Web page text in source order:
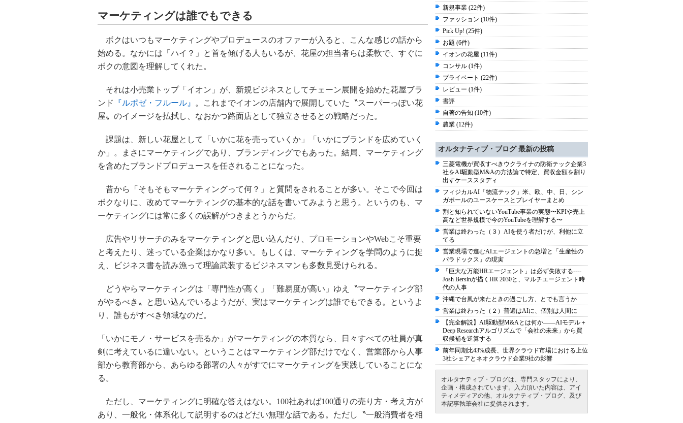
マーケティングは誰でもできる
ボクはいつもマーケティングやプロデュースのオファーが入ると、こんな感じの話から
始める。なかには「ハイ？」と首を傾げる人もいるが、花屋の担当者らは柔軟で、すぐに
ボクの意図を理解してくれた。
それは小売業トップ「イオン」が、新規ビジネスとしてチェーン展開を始めた花屋ブラ
ンド
『ルポゼ・フルール』 。これまでイオンの店舗内で展開していた〝スーパーっぽい花
屋〟のイメージを払拭し、なおかつ路面店として独立させるとの戦略だった。
課題は、新しい花屋として「いかに花を売っていくか」「いかにブランドを広めていく
か」。まさにマーケティングであり、ブランディングでもあった。結局、マーケティング
を含めたブランドプロデュースを任されることになった。
昔から「そもそもマーケティングって何？」と質問をされることが多い。そこで今回は
ボクなりに、改めてマーケティングの基本的な話を書いてみようと思う。というのも、マ
ーケティングには常に多くの誤解がつきまとうからだ。
広告やリサーチのみをマーケティングと思い込んだり、プロモーションやWebこそ重要
と考えたり、迷っている企業はかなり多い。もしくは、マーケティングを学問のように捉
え、ビジネス書を読み漁って理論武装するビジネスマンも多数見受けられる。
どうやらマーケティングは「専門性が高く」「難易度が高い」ゆえ〝マーケティング部
がやるべき〟と思い込んでいるようだが、実はマーケティングは誰でもできる。というよ
り、誰もがすべき領域なのだ。
「いかにモノ・サービスを売るか」がマーケティングの本質なら、日々すべての社員が真
剣に考えているに違いない。ということはマーケティング部だけでなく、営業部から人事
部から教育部から、あらゆる部署の人々がすでにマーケティングを実践していることにな
る。
ただし、マーケティングに明確な答えはない。100社あれば100通りの売り方・考え方が
あり、一般化・体系化して説明するのはどだい無理な話である。ただし〝一般消費者を相
新規事業 (22件)
ファッション (10件)
Pick Up! (25件)
お題 (6件)
イオンの花屋 (11件)
コンサル (1件)
プライベート (22件)
レビュー (1件)
書評
自著の告知 (10件)
農業 (12件)
オルタナティブ・ブログ 最新の投稿
三菱電機が買収すべきウクライナの防衛テック企業3
社をAI駆動型M&Aの方法論で特定、買収金額を割り
出すケーススタディ
フィジカルAI「物流テック」米、欧、中、日、シン
ガポールのユースケースとプレイヤーまとめ
割と知られていないYouTube事業の実態〜KPIや売上
高など世界規模で今のYouTubeを理解する〜
営業は終わった（３）AIを使う者だけが、利他に立
てる
営業現場で進むAIエージェントの急増と「生産性の
パラドックス」の現実
「巨大な万能HRエージェント」は必ず失敗する----
Josh Bersinが描くHR 2030と、マルチエージェント時
代の人事
沖縄で台風が来たときの過ごし方、とでも言うか
営業は終わった（２）普遍はAIに、個別は人間に
【完全解説】AI駆動型M&Aとは何か――AIモデル＋
Deep Researchアルゴリズムで「会社の未来」から買
収候補を逆算する
前年同期比43%成長、世界クラウド市場における上位
3社シェアとネオクラウド企業9社の影響
オルタナティブ・ブログは、専門スタッフにより、
企画・構成されています。入力頂いた内容は、アイ
ティメディアの他、オルタナティブ・ブログ、及び
本記事執筆会社に提供されます。